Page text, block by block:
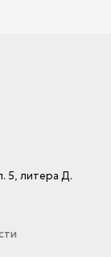
5, литера Д.